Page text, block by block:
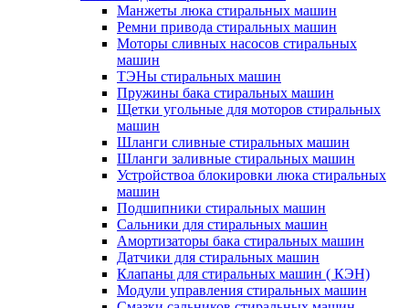
Манжеты люка стиральных машин
Ремни привода стиральных машин
Моторы сливных насосов стиральных
машин
ТЭНы стиральных машин
Пружины бака стиральных машин
Щетки угольные для моторов стиральных
машин
Шланги сливные стиральных машин
Шланги заливные стиральных машин
Устройствоа блокировки люка стиральных
машин
Подшипники стиральных машин
Сальники для стиральных машин
Амортизаторы бака стиральных машин
Датчики для стиральных машин
Клапаны для стиральных машин ( КЭН)
Модули управления стиральных машин